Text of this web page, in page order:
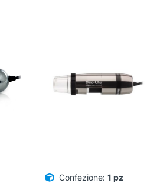
Confezione: 1 pz